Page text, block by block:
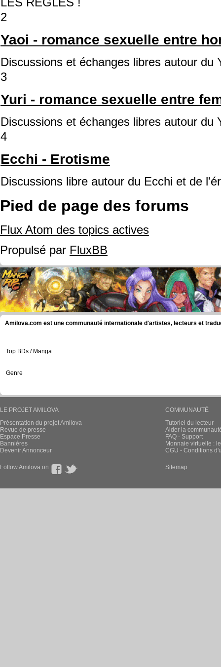
2
Yaoi - romance sexuelle entre
Discussions et échanges libres autour du
3
Yuri - romance sexuelle entre
Discussions et échanges libres autour du
4
Ecchi - Erotisme
Discussions libre autour du Ecchi et de
Pied de page des forums
Flux Atom des topics actives
Propulsé par FluxBB
Amilova.com est une communauté internationale d'artistes, lecteurs et
Top BDs / Manga
Genre
LE PROJET AMILOVA
Présentation du projet Amilova
Revue de presse
Espace Presse
Bannières
Devenir Annonceur
COMMUNAUTÉ
Tutoriel du lecteur
Aider la
FAQ - Support
Monnaie virtuelle :
CGU - Conditions
Follow Amilova on Sitemap